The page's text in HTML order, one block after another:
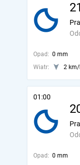
Opad: 0 mm
Wiatr:
2 km/
01:00
Opad: 0 mm